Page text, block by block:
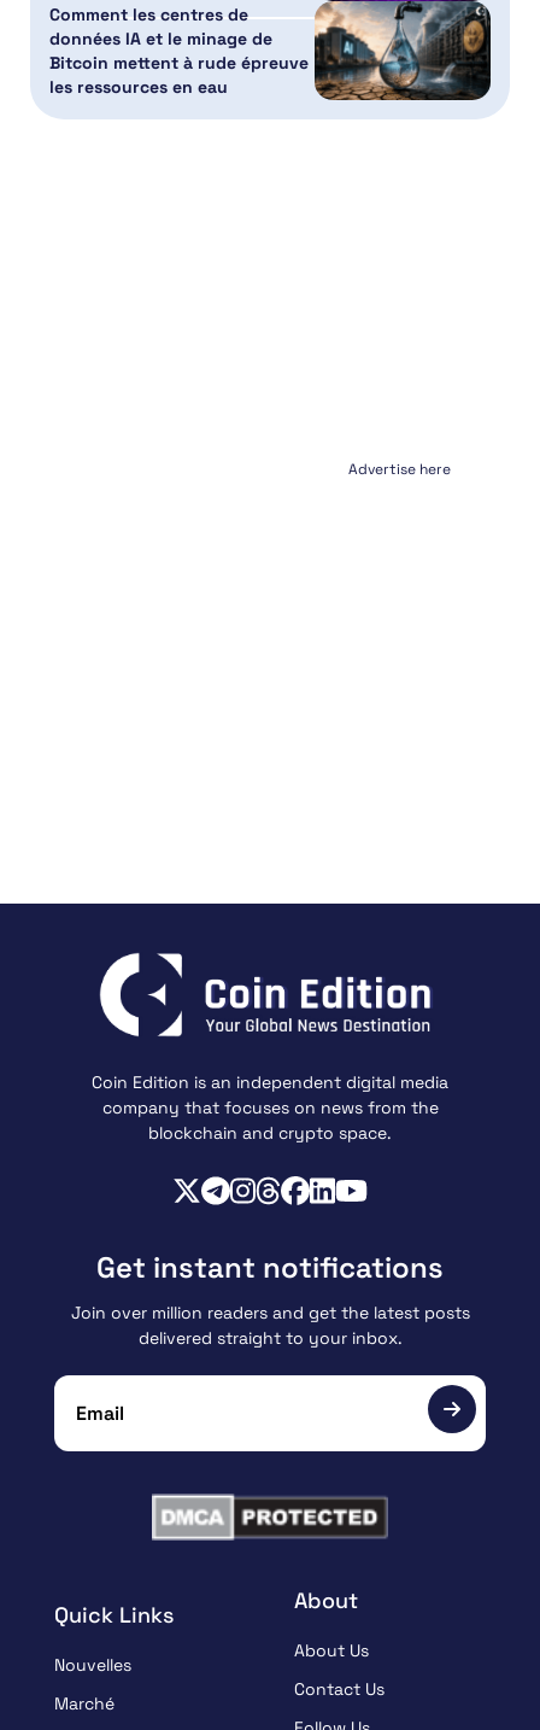
Comment les centres de
données IA et le minage de
Bitcoin mettent à rude épreuve
les ressources en eau
Advertise here
Coin Edition is an independent digital media
company that focuses on news from the
blockchain and crypto space.
Quick Links
Nouvelles
Marché
About
About Us
Contact Us
Get instant notifications
Join over million readers and get the latest posts
delivered straight to your inbox.